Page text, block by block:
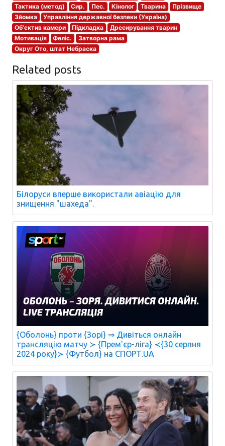
Тактика (метод) Сир. Пес. Кінолог Тварина
Прізвище
Зйомка
Управління державної безпеки (Україна)
Об'єктив камери
Підкладка
Дресирування тварин
Мотивація
Феліс.
Затворна рама
Округ Ото, штат Небраска
Related posts
Білоруси вперше використали авіацію для
знищення "шахеда".
{Оболонь} проти {Зорі} ⇒ Дивіться онлайн
трансляцію матчу ≻ {Прем'єр-ліга} ≺{30 серпня
2024 року}≻ {Футбол} на СПОРТ.UA